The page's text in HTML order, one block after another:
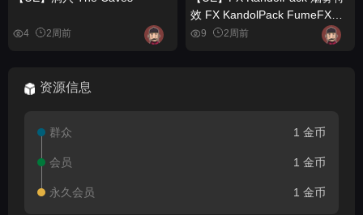
4 2周前
效 FX KandolPack FumeFX
Effects
9 2周前
资源信息
群众 1 金币
会员 1 金币
永久会员 1 金币